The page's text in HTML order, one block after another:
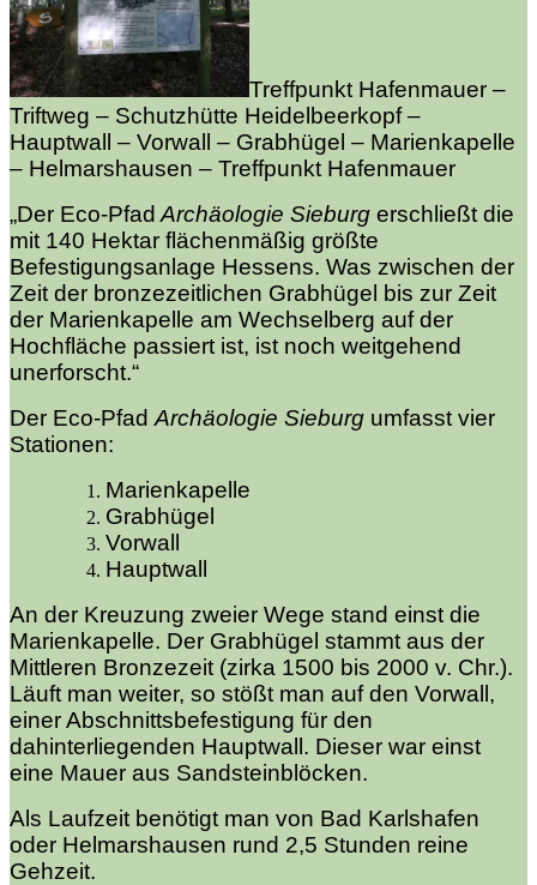
Treffpunkt Hafenmauer –
Triftweg – Schutzhütte Heidelbeerkopf –
Hauptwall – Vorwall – Grabhügel – Marienkapelle
– Helmarshausen – Treffpunkt Hafenmauer
„Der Eco-Pfad Archäologie Sieburg erschließt die
mit 140 Hektar flächenmäßig größte
Befestigungsanlage Hessens. Was zwischen der
Zeit der bronzezeitlichen Grabhügel bis zur Zeit
der Marienkapelle am Wechselberg auf der
Hochfläche passiert ist, ist noch weitgehend
unerforscht.“
Der Eco-Pfad Archäologie Sieburg umfasst vier
Stationen:
Marienkapelle
Grabhügel
Vorwall
Hauptwall
An der Kreuzung zweier Wege stand einst die
Marienkapelle. Der Grabhügel stammt aus der
Mittleren Bronzezeit (zirka 1500 bis 2000 v. Chr.).
Läuft man weiter, so stößt man auf den Vorwall,
einer Abschnittsbefestigung für den
dahinterliegenden Hauptwall. Dieser war einst
eine Mauer aus Sandsteinblöcken.
Als Laufzeit benötigt man von Bad Karlshafen
oder Helmarshausen rund 2,5 Stunden reine
Gehzeit.